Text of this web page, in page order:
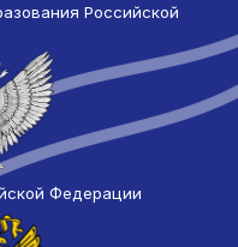
Российской
Федерации